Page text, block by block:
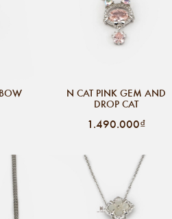
N CAT PINK GEM AND
DROP CAT
1.490.000₫